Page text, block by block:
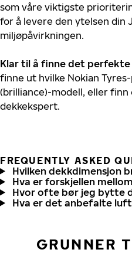
som våre viktigste
for å levere den ytelsen din
miljøpåvirkningen.
Klar til å finne det
finne ut hvilke Nokian
(brilliance)-modell, eller
dekkekspert.
FREQUENTLY ASKED
Hvilken dekkdimensjon
Hva er forskjellen
Hvor ofte bør jeg bytte
Hva er det anbefalte
GRUNNER